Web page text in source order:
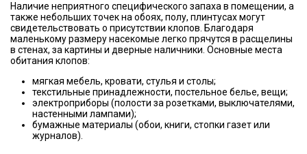
Наличие неприятного специфического запаха в помещении, а
также небольших точек на обоях, полу, плинтусах могут
свидетельствовать о присутствии клопов. Благодаря
маленькому размеру насекомые легко прячутся в расщелины
в стенах, за картины и дверные наличники. Основные места
обитания клопов:
мягкая мебель, кровати, стулья и столы;
текстильные принадлежности, постельное белье, вещи;
электроприборы (полости за розетками, выключателями,
настенными лампами);
бумажные материалы (обои, книги, стопки газет или
журналов).